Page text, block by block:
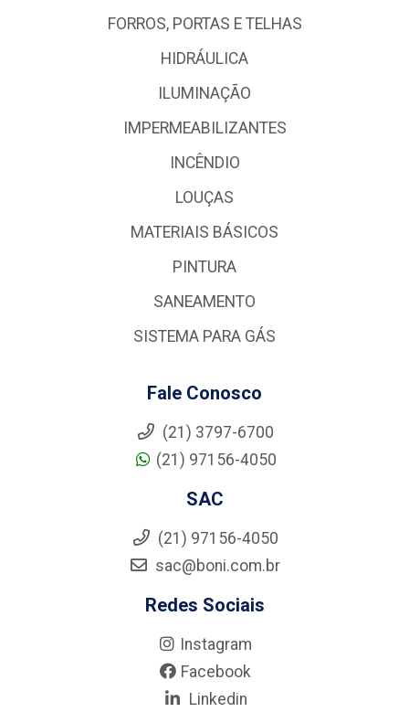
FORROS, PORTAS E TELHAS
HIDRÁULICA
ILUMINAÇÃO
IMPERMEABILIZANTES
INCÊNDIO
LOUÇAS
MATERIAIS BÁSICOS
PINTURA
SANEAMENTO
SISTEMA PARA GÁS
Fale Conosco
(21) 3797-6700
(21) 97156-4050
SAC
(21) 97156-4050
sac@boni.com.br
Redes Sociais
Instagram
Facebook
Linkedin